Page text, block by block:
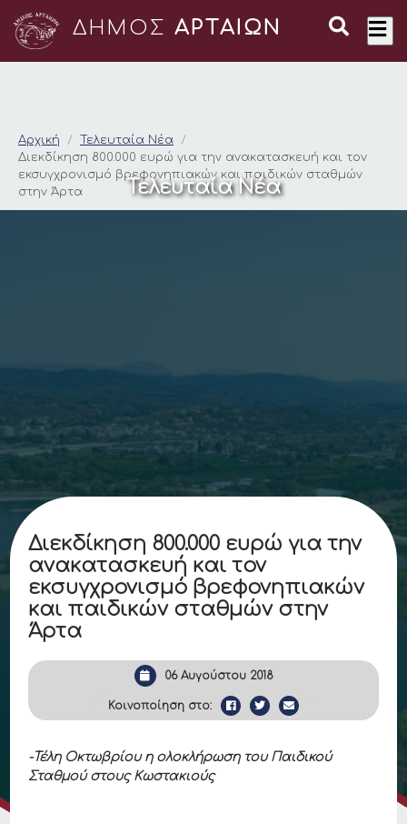
ΔΗΜΟΣ ΑΡΤΑΙΩΝ
Διεκδίκηση 800.000
Αρχική
Τελευταία Νέα
Διεκδίκηση 800.000 ευρώ για την ανακατασκευή και τον
εκσυγχρονισμό βρεφονηπιακών και παιδικών σταθμών
στην Άρτα
Τελευταία Νέα
Διεκδίκηση 800.000 ευρώ για την
ανακατασκευή και τον
εκσυγχρονισμό βρεφονηπιακών
και παιδικών σταθμών στην
Άρτα
06 Αυγούστου 2018
Κοινοποίηση στο:
-Τέλη Οκτωβρίου η ολοκλήρωση του Παιδικού
Σταθμού στους Κωστακιούς